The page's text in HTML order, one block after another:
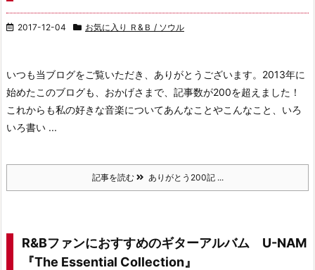
2017-12-04 お気に入り Ｒ&Ｂ / ソウル
いつも当ブログをご覧いただき、ありがとうございます。 2013年に
始めたこのブログも、 おかげさまで、記事数が200を超えました！
これからも私の好きな音楽についてあんなことやこんなこと、いろ
いろ書い ...
記事を読む ありがとう200記 ...
R&Bファンにおすすめのギターアルバム U-NAM
『The Essential Collection』